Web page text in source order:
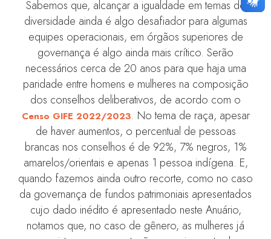
Sabemos que, alcançar a igualdade em temas de
diversidade ainda é algo desafiador para algumas
equipes operacionais, em órgãos superiores de
governança é algo ainda mais crítico. Serão
necessários cerca de 20 anos para que haja uma
paridade entre homens e mulheres na composição
dos conselhos deliberativos, de acordo com o
Censo GIFE 2022/2023. No tema de raça, apesar
de haver aumentos, o percentual de pessoas
brancas nos conselhos é de 92%, 7% negros, 1%
amarelos/orientais e apenas 1 pessoa indígena. E,
quando fazemos ainda outro recorte, como no caso
da governança de fundos patrimoniais apresentados
cujo dado inédito é apresentado neste Anuário,
notamos que, no caso de gênero, as mulheres já